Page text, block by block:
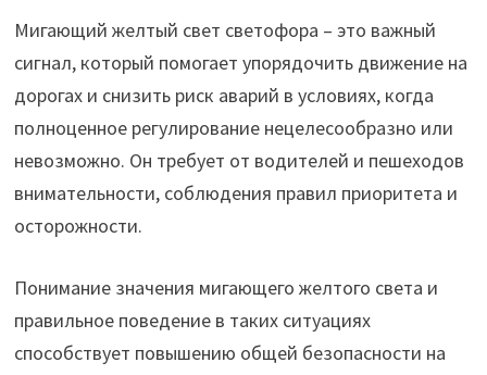
Мигающий желтый свет светофора – это важный
сигнал, который помогает упорядочить движение на
дорогах и снизить риск аварий в условиях, когда
полноценное регулирование нецелесообразно или
невозможно. Он требует от водителей и пешеходов
внимательности, соблюдения правил приоритета и
осторожности.
Понимание значения мигающего желтого света и
правильное поведение в таких ситуациях
способствует повышению общей безопасности на